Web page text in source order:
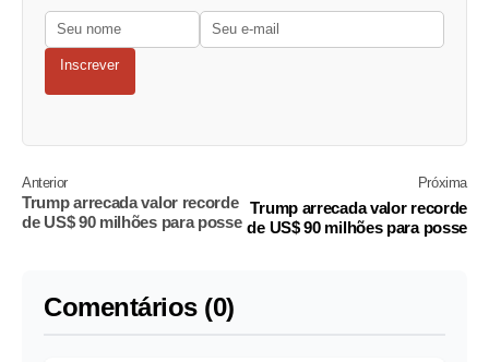
Inscrever
Anterior
Trump arrecada valor recorde
de US$ 90 milhões para posse
Próxima
Trump arrecada valor recorde
de US$ 90 milhões para posse
Comentários (0)